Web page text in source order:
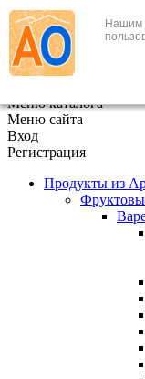
Нашим
+7 (495) 646-888-1
В корзине 0
Меню каталога
Меню сайта
Вход
Регистрация
Продукты из